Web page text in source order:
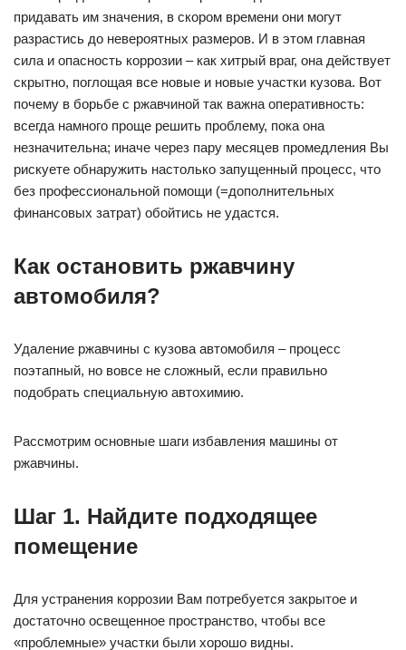
придавать им значения, в скором времени они могут
разрастись до невероятных размеров. И в этом главная
сила и опасность коррозии – как хитрый враг, она действует
скрытно, поглощая все новые и новые участки кузова. Вот
почему в борьбе с ржавчиной так важна оперативность:
всегда намного проще решить проблему, пока она
незначительна; иначе через пару месяцев промедления Вы
рискуете обнаружить настолько запущенный процесс, что
без профессиональной помощи (=дополнительных
финансовых затрат) обойтись не удастся.
Как остановить ржавчину
автомобиля?
Удаление ржавчины с кузова автомобиля – процесс
поэтапный, но вовсе не сложный, если правильно
подобрать специальную автохимию.
Рассмотрим основные шаги избавления машины от
ржавчины.
Шаг 1. Найдите подходящее
помещение
Для устранения коррозии Вам потребуется закрытое и
достаточно освещенное пространство, чтобы все
«проблемные» участки были хорошо видны.